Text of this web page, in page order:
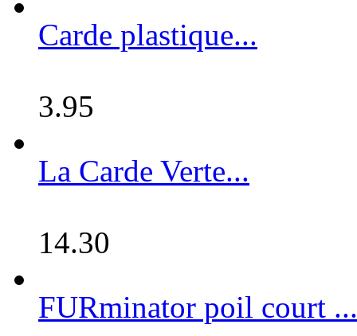
Carde plastique...
3.95
La Carde Verte...
14.30
FURminator poil court ...